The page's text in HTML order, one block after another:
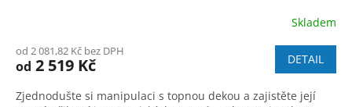
R
M
A
Skladem
od 2 081,82 Kč bez DPH
od 2 519 Kč DETAIL
Zjednodušte si manipulaci s topnou dekou a zajistěte její